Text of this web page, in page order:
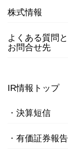
株式情報
よくある質問と
お問合せ先
IR情報トップ
決算短信
有価証券報